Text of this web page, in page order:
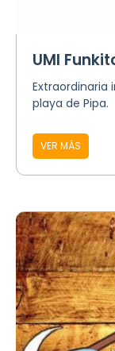
UMI
Extraordinaria
playa de Pipa.
VER MÁS